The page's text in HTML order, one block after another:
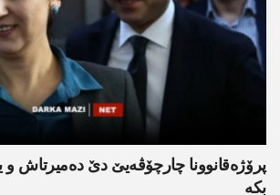
پرۆژەقانوونا چارچۆڤەیێ دێ دەمیرتاش و
بکە